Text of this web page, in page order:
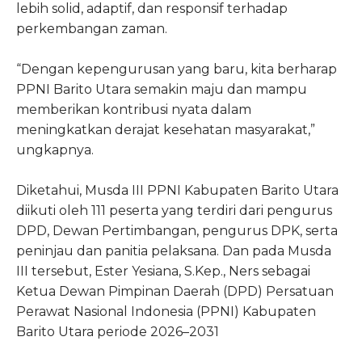
lebih solid, adaptif, dan responsif terhadap
perkembangan zaman.
“Dengan kepengurusan yang baru, kita berharap
PPNI Barito Utara semakin maju dan mampu
memberikan kontribusi nyata dalam
meningkatkan derajat kesehatan masyarakat,”
ungkapnya.
Diketahui, Musda III PPNI Kabupaten Barito Utara
diikuti oleh 111 peserta yang terdiri dari pengurus
DPD, Dewan Pertimbangan, pengurus DPK, serta
peninjau dan panitia pelaksana. Dan pada Musda
III tersebut, Ester Yesiana, S.Kep., Ners sebagai
Ketua Dewan Pimpinan Daerah (DPD) Persatuan
Perawat Nasional Indonesia (PPNI) Kabupaten
Barito Utara periode 2026–2031